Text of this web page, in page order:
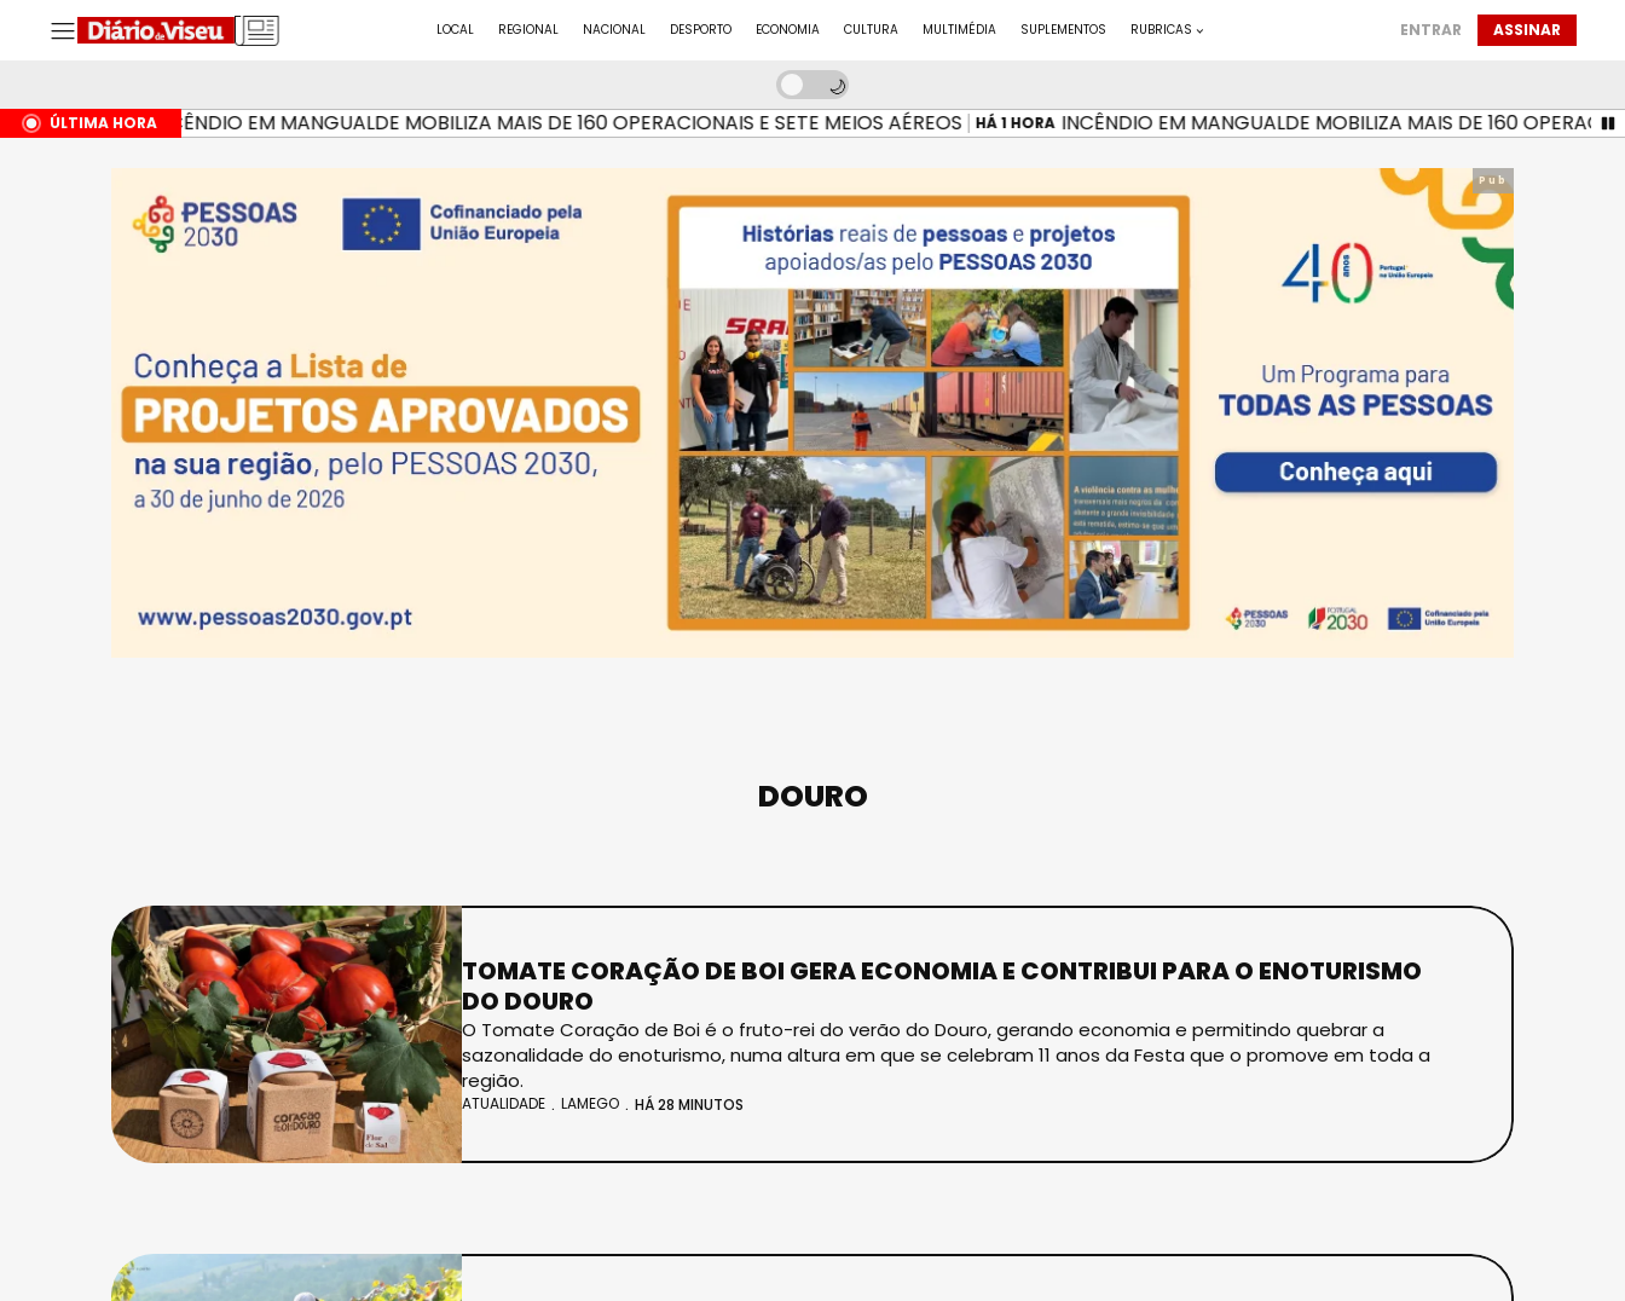
LOCAL REGIONAL NACIONAL DESPORTO ECONOMIA CULTURA MULTIMÉDIA SUPLEMENTOS RUBRICAS ENTRAR ASSINAR
ÚLTIMA HORA
HÁ 1 HORA INCÊNDIO EM MANGUALDE MOBILIZA MAIS DE 160 OPERACIONAIS E SETE MEIOS AÉREOS HÁ 1 HORA INCÊNDIO EM MANGUALDE MOBILIZA MAIS DE 160
Pub
DOURO
TOMATE CORAÇÃO DE BOI GERA ECONOMIA E CONTRIBUI PARA O ENOTURISMO
DO DOURO
O Tomate Coração de Boi é o fruto-rei do verão do Douro, gerando economia e permitindo quebrar a
sazonalidade do enoturismo, numa altura em que se celebram 11 anos da Festa que o promove em toda a
região.
ATUALIDADE LAMEGO HÁ 28 MINUTOS